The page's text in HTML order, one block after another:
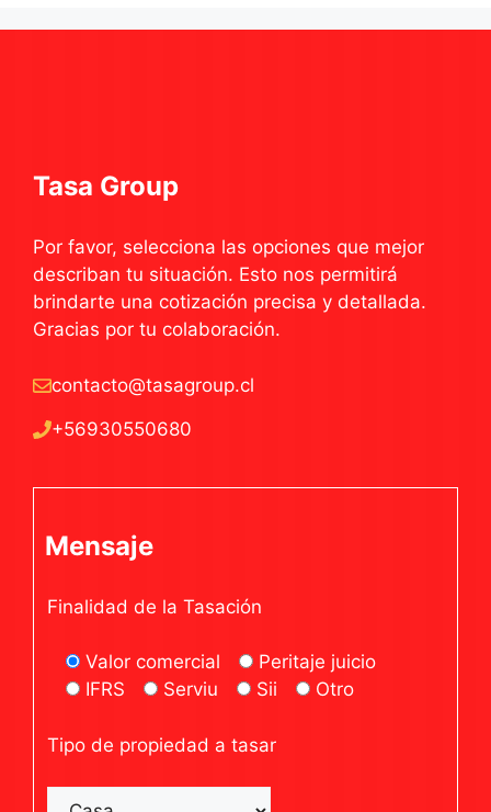
Tasa Group
Por favor, selecciona las opciones que mejor
describan tu situación. Esto nos permitirá
brindarte una cotización precisa y detallada.
Gracias por tu colaboración.
contacto@tasagroup.cl
+56930550680
Mensaje
Finalidad de la Tasación
Valor comercial
Peritaje juicio
IFRS
Serviu Sii Otro
Tipo de propiedad a tasar